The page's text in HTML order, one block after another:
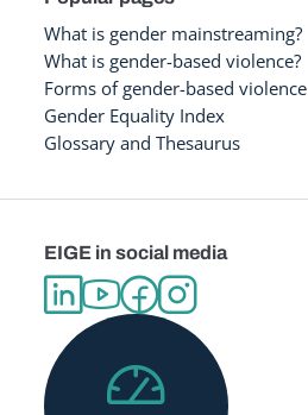
What is gender mainstreaming?
What is gender-based violence?
Forms of gender-based violence
Gender Equality Index
Glossary and Thesaurus
EIGE in social media